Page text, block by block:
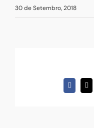
30 de Setembro, 2018
Facebook
X